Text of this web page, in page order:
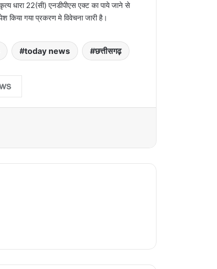
धारा 22(सी) एनडीपीएस एक्ट का पाये जाने से
किया गया प्रकरण मे विवेचना जारी है।
today news छत्तीसगढ़